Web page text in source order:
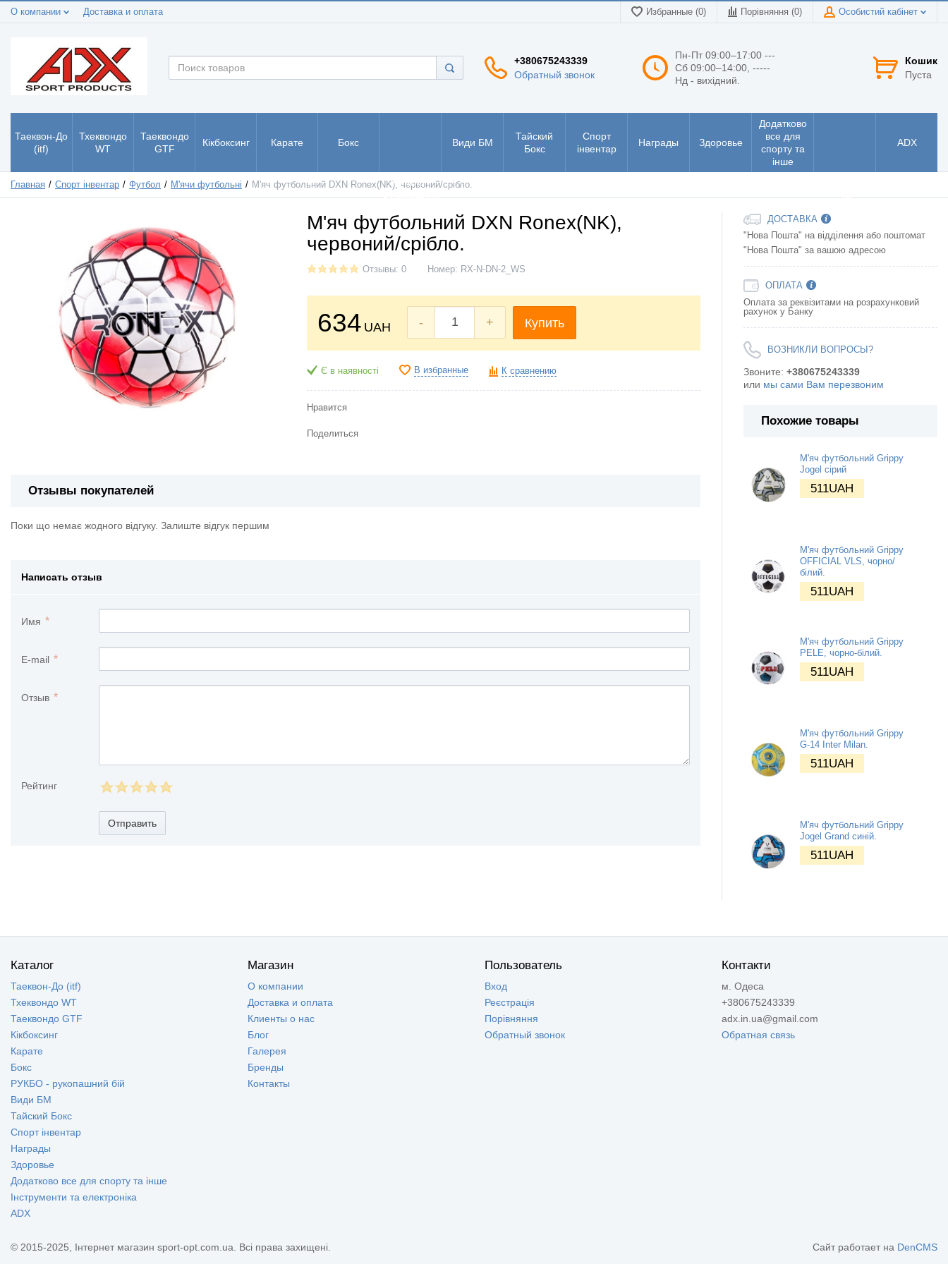
О компании Доставка и оплата Избранные (0) Порівняння (0) Особистий кабінет
+380675243339
Обратный звонок
Пн-Пт 09:00–17:00 ---
Сб 09:00–14:00, -----
Нд - вихідний.
Кошик
Пуста
Таеквон-До
(itf)
Тхеквондо
WT
Таеквондо
GTF
Кікбоксинг Карате Бокс
РУКБО -
Види БМ
Тайский
Бокс
Спорт
інвентар
Награды Здоровье
Додатково
все для
спорту та
інше
ADX
Главная Спорт інвентар Футбол М'ячи футбольнi М'яч футбольний DXN Ronex(NK), червоний/срібло.
М'яч футбольний DXN Ronex(NK),
червоний/срібло.
Отзывы: 0 Номер: RX-N-DN-2_WS
634 UAH - + Купить
Є в наявності В избранные К сравнению
Нравится
Поделиться
Отзывы покупателей
Поки що немає жодного відгуку. Залиште відгук першим
Написать отзыв
Имя
E-mail
Отзыв
Рейтинг
Отправить
ДОСТАВКА
"Нова Пошта" на відділення або поштомат
"Нова Пошта" за вашою адресою
ОПЛАТА
Оплата за реквізитами на розрахунковий
рахунок у Банку
ВОЗНИКЛИ ВОПРОСЫ?
Звоните: +380675243339
или мы сами Вам перезвоним
Похожие товары
М'яч футбольний Grippy
Jogel сірий
511UAH
М'яч футбольний Grippy
OFFICIAL VLS, чорно/
білий.
511UAH
М'яч футбольний Grippy
PELE, чорно-білий.
511UAH
М'яч футбольний Grippy
G-14 Inter Milan.
511UAH
М'яч футбольний Grippy
Jogel Grand синій.
511UAH
Каталог
Таеквон-До (itf)
Тхеквондо WT
Таеквондо GTF
Кікбоксинг
Карате
Бокс
РУКБО - рукопашний бій
Види БМ
Тайский Бокс
Спорт інвентар
Награды
Здоровье
Додатково все для спорту та інше
Інструменти та електроніка
ADX
Магазин
О компании
Доставка и оплата
Клиенты о нас
Блог
Галерея
Бренды
Контакты
Пользователь
Вход
Реєстрація
Порівняння
Обратный звонок
Контакти
м. Одеса
+380675243339
adx.in.ua@gmail.com
Обратная связь
© 2015-2025, Інтернет магазин sport-opt.com.ua. Всі права захищені. Сайт работает на DenCMS